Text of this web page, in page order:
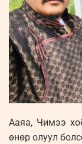
Ааяа, Чимээ
өнөр олуул